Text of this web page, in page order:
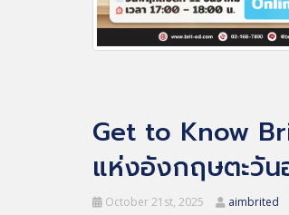
Get to Know
แห่งอังกฤษตะวัน
October 21st, 2025 aimbrited